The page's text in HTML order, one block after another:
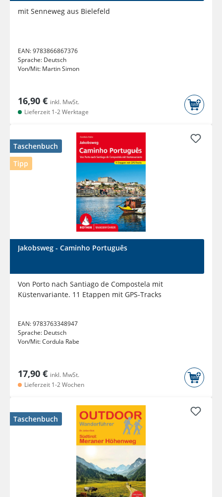
mit Senneweg aus Bielefeld
EAN:9783866867376
Sprache: Deutsch
Von/Mit: Martin Simon
16,90 € inkl. MwSt.
Lieferzeit 1-2 Werktage
Taschenbuch
Tipp
Jakobsweg - Caminho Português
Von Porto nach Santiago de Compostela mit
Küstenvariante. 11 Etappen mit GPS-Tracks
EAN:9783763348947
Sprache: Deutsch
Von/Mit:Cordula Rabe
17,90 € inkl. MwSt.
Lieferzeit 1-2 Wochen
Taschenbuch